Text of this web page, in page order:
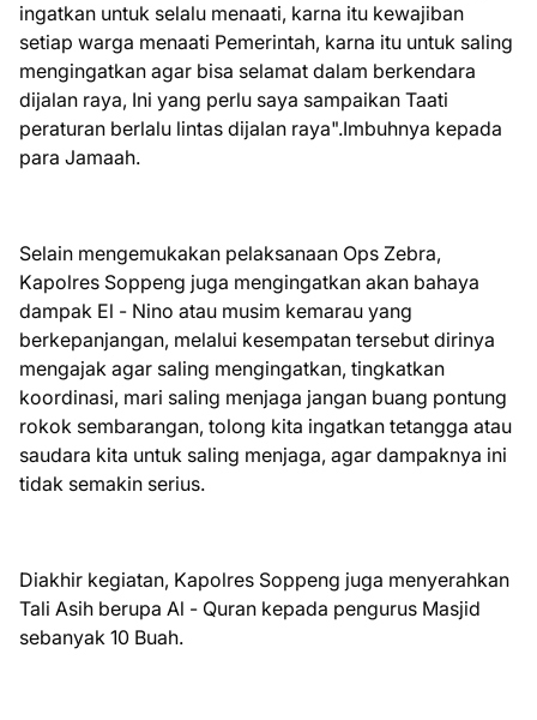
ingatkan untuk selalu menaati, karna itu kewajiban
setiap warga menaati Pemerintah, karna itu untuk saling
mengingatkan agar bisa selamat dalam berkendara
dijalan raya, Ini yang perlu saya sampaikan Taati
peraturan berlalu lintas dijalan raya".Imbuhnya kepada
para Jamaah.
Selain mengemukakan pelaksanaan Ops Zebra,
Kapolres Soppeng juga mengingatkan akan bahaya
dampak El - Nino atau musim kemarau yang
berkepanjangan, melalui kesempatan tersebut dirinya
mengajak agar saling mengingatkan, tingkatkan
koordinasi, mari saling menjaga jangan buang pontung
rokok sembarangan, tolong kita ingatkan tetangga atau
saudara kita untuk saling menjaga, agar dampaknya ini
tidak semakin serius.
Diakhir kegiatan, Kapolres Soppeng juga menyerahkan
Tali Asih berupa Al - Quran kepada pengurus Masjid
sebanyak 10 Buah.